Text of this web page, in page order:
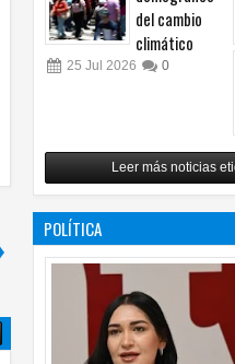
del cambio
climático
25 Jul 2026 0
Revuelo en la
inteligencia
artificial
0
Leer más noticias
POLÍTICA